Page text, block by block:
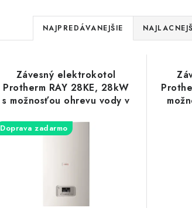
R
a
d
e
n
i
NAJPREDÁVANEJŠIE
Závesný elektrokotol
Protherm RAY 28KE, 28kW
s možnosťou ohrevu vody v
Doprava zadarmo